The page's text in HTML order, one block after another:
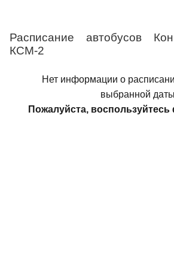
Расписание автобусов
КСМ-2
Нет информации о
выбранной
Пожалуйста,